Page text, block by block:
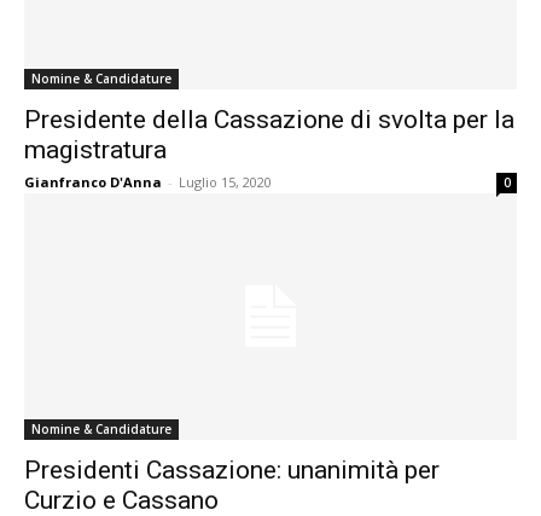
Nomine & Candidature
Presidente della Cassazione di svolta per la
magistratura
Gianfranco D'Anna - Luglio 15, 2020 0
Nomine & Candidature
Presidenti Cassazione: unanimità per
Curzio e Cassano